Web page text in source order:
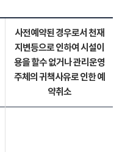
사전예약된 경우로서 천재
지변등으로 인하여 시설이
용을 할수 없거나 관리운영
주체의 귀책사유로 인한 예
약취소